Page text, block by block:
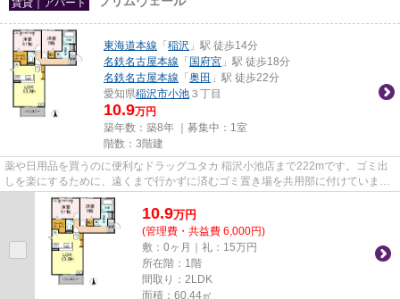
賃貸｜アパート
東海道本線 「 稲沢 」駅 徒歩14分
名鉄名古屋本線 「 国府宮 」駅 徒歩18分
名鉄名古屋本線 「 奥田 」駅 徒歩22分
愛知県稲沢市小池 ３丁目
10.9万円
築年数：築8年 ｜募集中： 1室
階数：3階建
薬や日用品を買うのに便利なドラッグユタカ 稲沢小池店まで222mです。ゴミ出
しを楽にするために、遠くまで行かずに済むゴミ置き場を共用部に付けていま
す。駅から徒歩14分のところにあ...
10.9万円
(管理費・共益費 6,000円)
敷：0ヶ月｜礼：15万円
所在階：1階
間取り：2LDK
面積：60.44㎡